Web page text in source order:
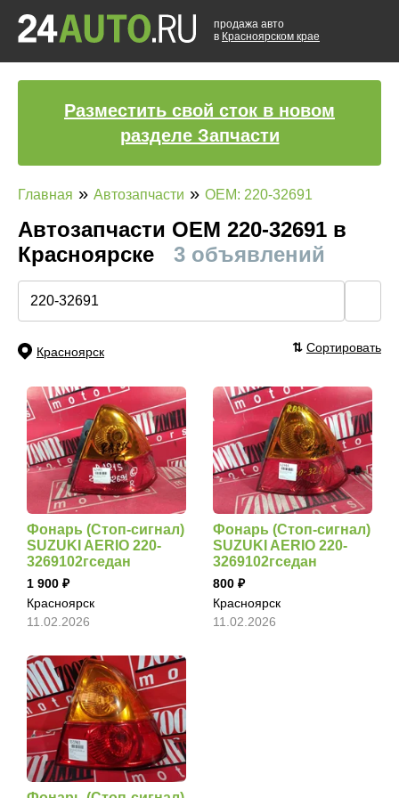
продажа авто
в Красноярском крае
Разместить свой сток в новом
разделе Запчасти
Главная » Автозапчасти » OEM: 220-32691
Автозапчасти ОЕМ 220-32691 в
Красноярске
3 объявлений
Красноярск ⇅ Сортировать
Фонарь (Стоп-сигнал)
SUZUKI AERIO 220-
3269102гседан
1 900
Красноярск
11.02.2026
Фонарь (Стоп-сигнал)
SUZUKI AERIO 220-
3269102гседан
800
Красноярск
11.02.2026